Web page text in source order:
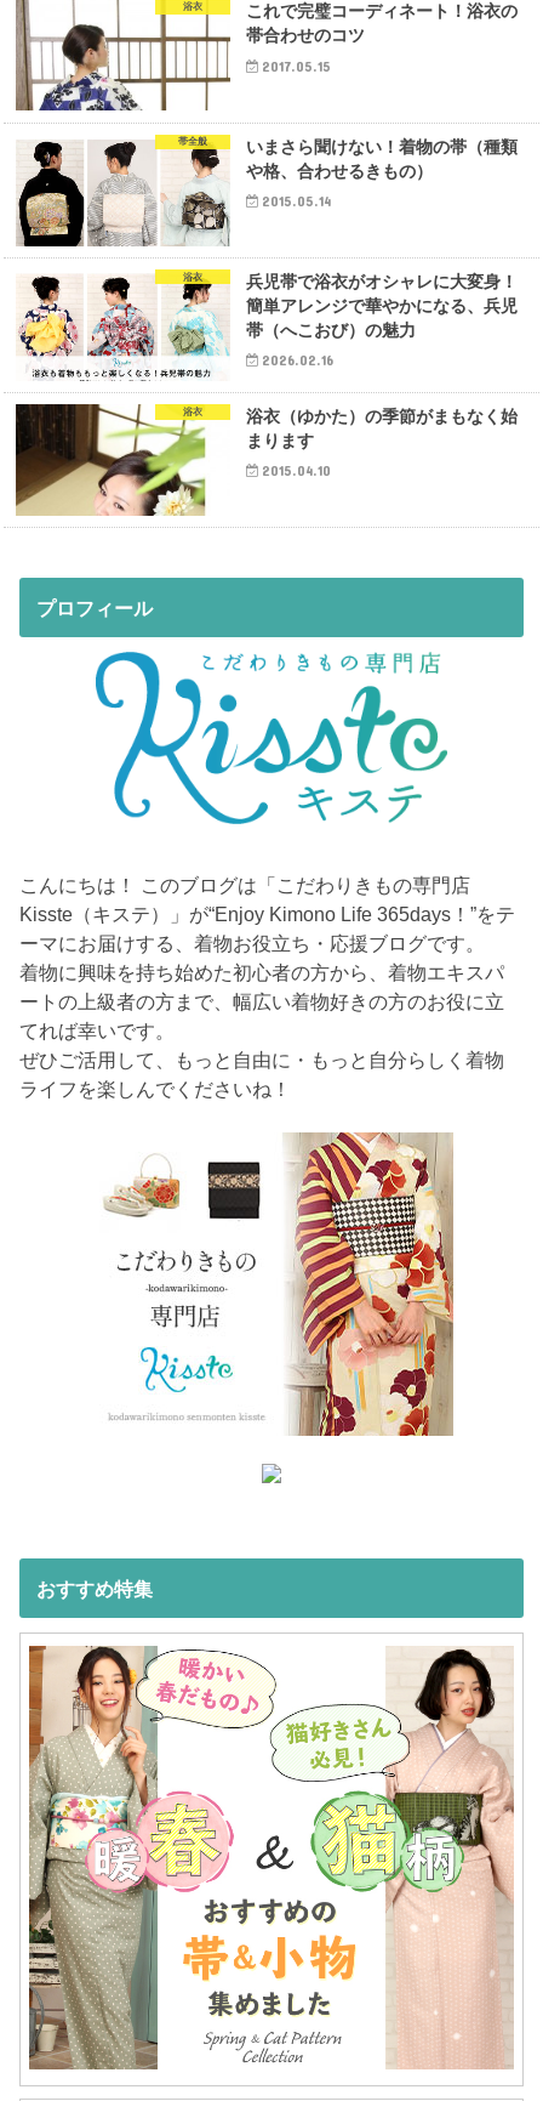
浴衣
これで完璧コーディネート！浴衣の
帯合わせのコツ
2017.05.15
帯全般
いまさら聞けない！着物の帯（種類
や格、合わせるきもの）
2015.05.14
浴衣
兵児帯で浴衣がオシャレに大変身！
簡単アレンジで華やかになる、兵児
帯（へこおび）の魅力
2026.02.16
浴衣
浴衣（ゆかた）の季節がまもなく始
まります
2015.04.10
プロフィール
こんにちは！ このブログは「こだわりきもの専門店
Kisste（キステ）」が“Enjoy Kimono Life 365days！”をテ
ーマにお届けする、着物お役立ち・応援ブログです。
着物に興味を持ち始めた初心者の方から、着物エキスパ
ートの上級者の方まで、幅広い着物好きの方のお役に立
てれば幸いです。
ぜひご活用して、もっと自由に・もっと自分らしく着物
ライフを楽しんでくださいね！
おすすめ特集